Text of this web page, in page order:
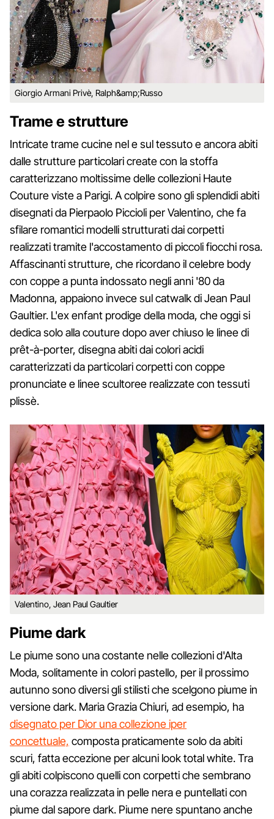
Giorgio Armani Privè, Ralph&amp;Russo
Trame e strutture
Intricate trame cucine nel e sul tessuto e ancora abiti
dalle strutture particolari create con la stoffa
caratterizzano moltissime delle collezioni Haute
Couture viste a Parigi. A colpire sono gli splendidi abiti
disegnati da Pierpaolo Piccioli per Valentino, che fa
sfilare romantici modelli strutturati dai corpetti
realizzati tramite l'accostamento di piccoli fiocchi rosa.
Affascinanti strutture, che ricordano il celebre body
con coppe a punta indossato negli anni '80 da
Madonna, appaiono invece sul catwalk di Jean Paul
Gaultier. L'ex enfant prodige della moda, che oggi si
dedica solo alla couture dopo aver chiuso le linee di
prêt-à-porter, disegna abiti dai colori acidi
caratterizzati da particolari corpetti con coppe
pronunciate e linee scultoree realizzate con tessuti
plissè.
Valentino, Jean Paul Gaultier
Piume dark
Le piume sono una costante nelle collezioni d'Alta
Moda, solitamente in colori pastello, per il prossimo
autunno sono diversi gli stilisti che scelgono piume in
versione dark. Maria Grazia Chiuri, ad esempio, ha
disegnato per Dior una collezione iper
concettuale, composta praticamente solo da abiti
scuri, fatta eccezione per alcuni look total white. Tra
gli abiti colpiscono quelli con corpetti che sembrano
una corazza realizzata in pelle nera e puntellati con
piume dal sapore dark. Piume nere spuntano anche